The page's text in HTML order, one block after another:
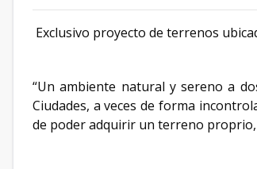
Exclusivo proyecto de terrenos
“Un ambiente natural y sereno a
Ciudades, a veces de forma
de poder adquirir un terreno